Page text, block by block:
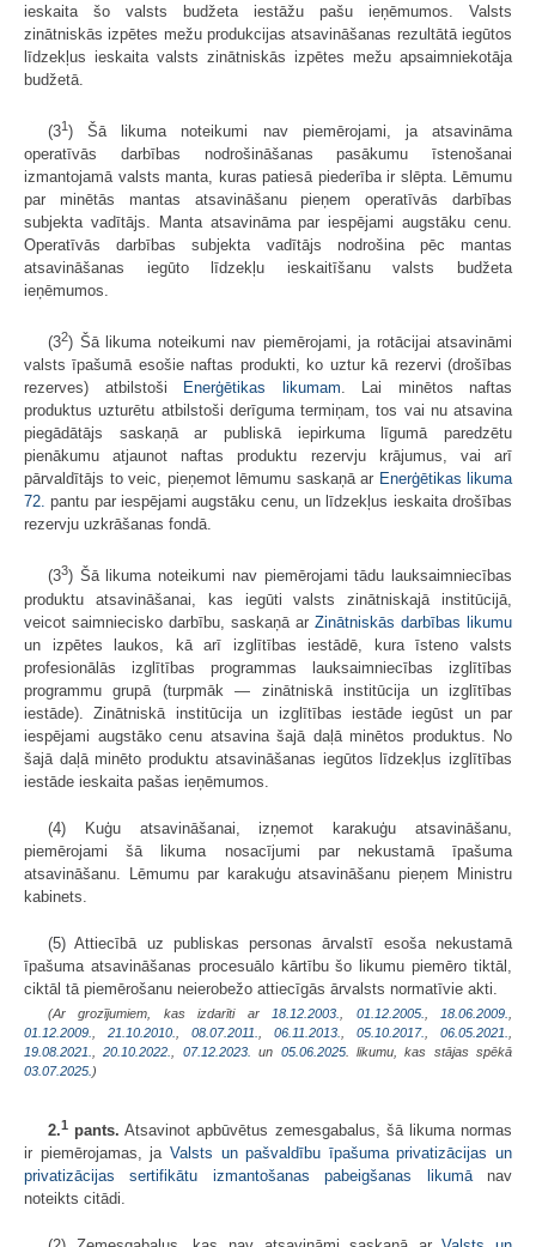
ieskaita šo valsts budžeta iestāžu pašu ieņēmumos. Valsts
zinātniskās izpētes mežu produkcijas atsavināšanas rezultātā iegūtos
līdzekļus ieskaita valsts zinātniskās izpētes mežu apsaimniekotāja
budžetā.
(31) Šā likuma noteikumi nav piemērojami, ja atsavināma
operatīvās darbības nodrošināšanas pasākumu īstenošanai
izmantojamā valsts manta, kuras patiesā piederība ir slēpta. Lēmumu
par minētās mantas atsavināšanu pieņem operatīvās darbības
subjekta vadītājs. Manta atsavināma par iespējami augstāku cenu.
Operatīvās darbības subjekta vadītājs nodrošina pēc mantas
atsavināšanas iegūto līdzekļu ieskaitīšanu valsts budžeta
ieņēmumos.
(32) Šā likuma noteikumi nav piemērojami, ja rotācijai atsavināmi
valsts īpašumā esošie naftas produkti, ko uztur kā rezervi (drošības
rezerves) atbilstoši
Enerģētikas likumam. Lai minētos naftas
produktus uzturētu atbilstoši derīguma termiņam, tos vai nu atsavina
piegādātājs saskaņā ar publiskā iepirkuma līgumā paredzētu
pienākumu atjaunot naftas produktu rezervju krājumus, vai arī
pārvaldītājs to veic, pieņemot lēmumu saskaņā ar Enerģētikas likuma
72. pantu par iespējami augstāku cenu, un līdzekļus ieskaita drošības
rezervju uzkrāšanas fondā.
(33) Šā likuma noteikumi nav piemērojami tādu lauksaimniecības
produktu atsavināšanai, kas iegūti valsts zinātniskajā institūcijā,
veicot saimniecisko darbību, saskaņā ar Zinātniskās darbības likumu
un izpētes laukos, kā arī izglītības iestādē, kura īsteno valsts
profesionālās izglītības programmas lauksaimniecības izglītības
programmu grupā (turpmāk — zinātniskā institūcija un izglītības
iestāde). Zinātniskā institūcija un izglītības iestāde iegūst un par
iespējami augstāko cenu atsavina šajā daļā minētos produktus. No
šajā daļā minēto produktu atsavināšanas iegūtos līdzekļus izglītības
iestāde ieskaita pašas ieņēmumos.
(4) Kuģu atsavināšanai, izņemot karakuģu atsavināšanu,
piemērojami šā likuma nosacījumi par nekustamā īpašuma
atsavināšanu. Lēmumu par karakuģu atsavināšanu pieņem Ministru
kabinets.
(5) Attiecībā uz publiskas personas ārvalstī esoša nekustamā
īpašuma atsavināšanas procesuālo kārtību šo likumu piemēro tiktāl,
ciktāl tā piemērošanu neierobežo attiecīgās ārvalsts normatīvie akti.
(Ar grozījumiem, kas izdarīti ar 18.12.2003. 01.12.2005. 18.06.2009.
01.12.2009.
21.10.2010. 08.07.2011. 06.11.2013. 05.10.2017. 06.05.2021.
19.08.2021.
,20.10.2022. 07.12.2023. un 05.06.2025. likumu, kas stājas spēkā
03.07.2025. )
2.1 pants. Atsavinot apbūvētus zemesgabalus, šā likuma normas
ir piemērojamas, ja Valsts un pašvaldību īpašuma privatizācijas un
privatizācijas sertifikātu izmantošanas pabeigšanas likumānav
noteikts citādi.